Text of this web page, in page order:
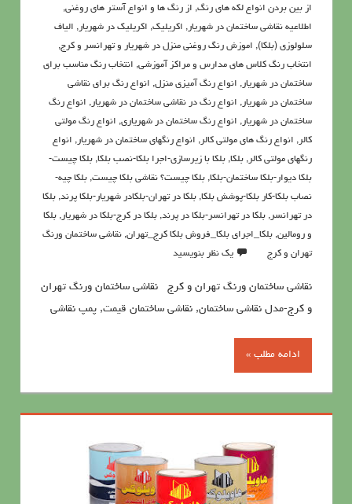
از بین بردن انواع لکه های رنگ, از رنگ ها و انواع آستر های روغنی,
اطلاعيه نقاشی ساختمان در شهریار, اکريليک, اکريليک در شهریار, الیاف
سلولوزی (بلکا), اموزش رنگ روغنی منزل در شهریار و تهرانسر و کرج,
انتخاب رنگ کلاس های مدارس و مراکز آموزشی, انتخاب رنگ مناسب برای
ساختمان در شهریار, انواع رنگ آمیزی منزل, انواع رنگ برای نقاشی
ساختمان در شهریار, انواع رنگ در نقاشی ساختمان در شهریار, انواع رنگ
ساختمان در شهریار, انواع رنگ ساختمان در شهریاری, انواع رنگ مولتی
کالر, انواع رنگ های مولتی کالر, انواع رنگهای ساختمان در شهریار, انواع
رنگهای مولتی کالر, بلکا, بلکا با زیرسازی-اجرا بلکا-نصب بلکا, بلکا چیست-
بلکا دیوار-بلکا ساختمان-بلکا, بلکا چیست؟ نقاشی بلکا چیست, بلکا چیه-
نصاب بلکا-کار بلکا-پوشش بلکا, بلکا در تهران-بلکادر شهریار-بلکا پرند, بلکا
در تهرانسر, بلکا در تهرانسر-بلکا در پرند, بلکا در کرج-بلکا در شهریار, بلکا
و رومالین, بلکا_اجرای بلکا_فروش بلکا کرج_تهران, نقاشي ساختمان ورنگ
تهران و کرج
یک نظر بنویسید
نقاشي ساختمان ورنگ تهران و کرج نقاشي ساختمان ورنگ تهران
و کرج-مدل نقاشی ساختمان, نقاشی ساختمان قیمت, پمپ نقاشی
ادامه مطلب »